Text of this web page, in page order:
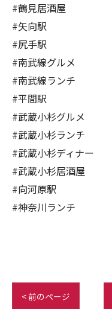
#鶴見居酒屋
#矢向駅
#尻手駅
#南武線グルメ
#南武線ランチ
#平間駅
#武蔵小杉グルメ
#武蔵小杉ランチ
#武蔵小杉ディナー
#武蔵小杉居酒屋
#向河原駅
#神奈川ランチ
< 前のページ